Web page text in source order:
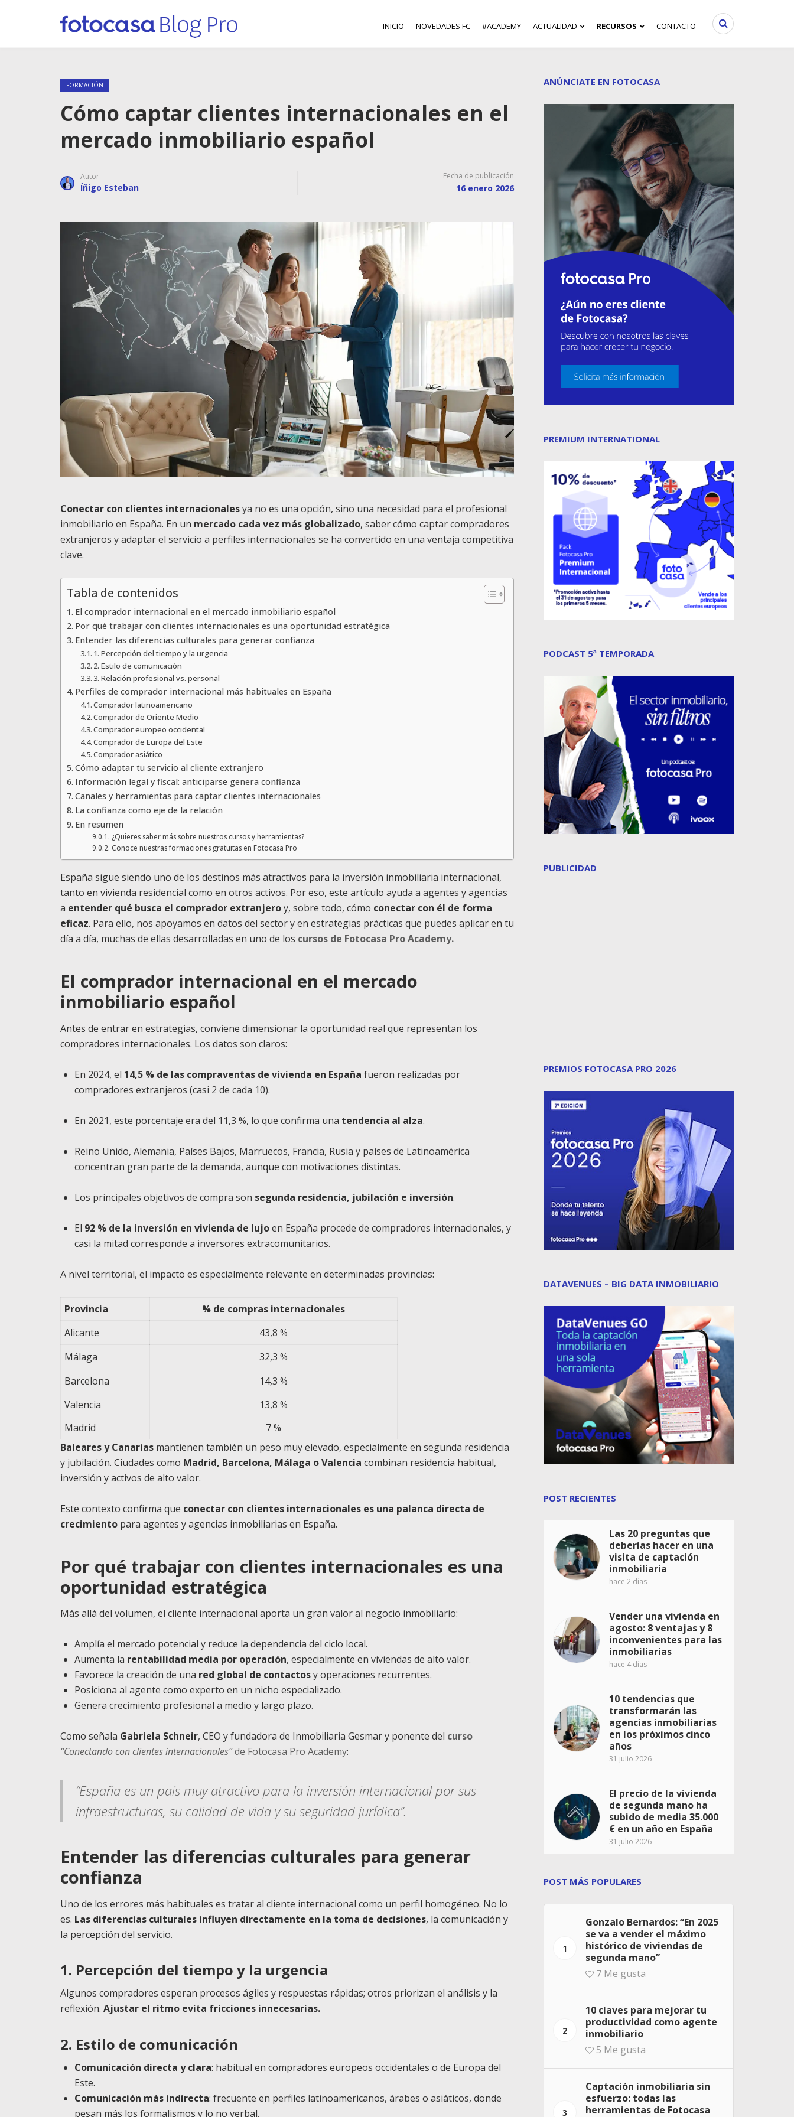
INICIO NOVEDADES FC #ACADEMY ACTUALIDAD RECURSOS CONTACTO
FORMACIÓN
Cómo captar clientes internacionales en el
mercado inmobiliario español
Autor
Íñigo Esteban
Fecha de publicación
16 enero 2026
Conectar con clientes internacionalesya no es una opción, sino una necesidad para el profesional
inmobiliario en España. En un mercado cada vez más globalizado, saber cómo captar compradores
extranjeros y adaptar el servicio a perfiles internacionales se ha convertido en una ventaja competitiva
clave.
Tabla de contenidos
El comprador internacional en el mercado inmobiliario español
Por qué trabajar con clientes internacionales es una oportunidad estratégica
Entender las diferencias culturales para generar confianza
1. Percepción del tiempo y la urgencia
2. Estilo de comunicación
3. Relación profesional vs. personal
Perfiles de comprador internacional más habituales en España
Comprador latinoamericano
Comprador de Oriente Medio
Comprador europeo occidental
Comprador de Europa del Este
Comprador asiático
Cómo adaptar tu servicio al cliente extranjero
Información legal y fiscal: anticiparse genera confianza
Canales y herramientas para captar clientes internacionales
La confianza como eje de la relación
En resumen
¿Quieres saber más sobre nuestros cursos y herramientas?
Conoce nuestras formaciones gratuitas en Fotocasa Pro
España sigue siendo uno de los destinos más atractivos para la inversión inmobiliaria internacional,
tanto en vivienda residencial como en otros activos. Por eso, este artículo ayuda a agentes y agencias
a entender qué busca el comprador extranjeroy, sobre todo, cómo conectar con él de forma
eficaz. Para ello, nos apoyamos en datos del sector y en estrategias prácticas que puedes aplicar en tu
día a día, muchas de ellas desarrolladas en uno de los cursos de Fotocasa Pro Academy.
El comprador internacional en el mercado
inmobiliario español
Antes de entrar en estrategias, conviene dimensionar la oportunidad real que representan los
compradores internacionales. Los datos son claros:
En 2024, el 14,5 % de las compraventas de vivienda en España fueron realizadas por
compradores extranjeros (casi 2 de cada 10).
En 2021, este porcentaje era del 11,3 %, lo que confirma una tendencia al alza.
Reino Unido, Alemania, Países Bajos, Marruecos, Francia, Rusia y países de Latinoamérica
concentran gran parte de la demanda, aunque con motivaciones distintas.
Los principales objetivos de compra son segunda residencia, jubilación e inversión.
El 92 % de la inversión en vivienda de lujoen España procede de compradores internacionales, y
casi la mitad corresponde a inversores extracomunitarios.
A nivel territorial, el impacto es especialmente relevante en determinadas provincias:
Provincia
% de compras internacionales
Alicante
43,8 %
Málaga
32,3 %
Barcelona
14,3 %
Valencia
13,8 %
Madrid
7 %
Baleares y Canarias mantienen también un peso muy elevado, especialmente en segunda residencia
y jubilación. Ciudades como Madrid, Barcelona, Málaga o Valencia combinan residencia habitual,
inversión y activos de alto valor.
Este contexto confirma que conectar con clientes internacionales es una palanca directa de
crecimiento para agentes y agencias inmobiliarias en España.
Por qué trabajar con clientes internacionales es una
oportunidad estratégica
Más allá del volumen, el cliente internacional aporta un gran valor al negocio inmobiliario:
Amplía el mercado potencial y reduce la dependencia del ciclo local.
Aumenta la rentabilidad media por operación, especialmente en viviendas de alto valor.
Favorece la creación de una red global de contactosy operaciones recurrentes.
Posiciona al agente como experto en un nicho especializado.
Genera crecimiento profesional a medio y largo plazo.
Como señala Gabriela Schneir, CEO y fundadora de Inmobiliaria Gesmar y ponente del curso
“Conectando con clientes internacionales”de Fotocasa Pro Academy:
“España es un país muy atractivo para la inversión internacional por sus
infraestructuras, su calidad de vida y su seguridad jurídica”.
Entender las diferencias culturales para generar
confianza
Uno de los errores más habituales es tratar al cliente internacional como un perfil homogéneo. No lo
es. Las diferencias culturales influyen directamente en la toma de decisiones, la comunicación y
la percepción del servicio.
1. Percepción del tiempo y la urgencia
Algunos compradores esperan procesos ágiles y respuestas rápidas; otros priorizan el análisis y la
reflexión. Ajustar el ritmo evita fricciones innecesarias.
2. Estilo de comunicación
Comunicación directa y clara: habitual en compradores europeos occidentales o de Europa del
Este.
Comunicación más indirecta: frecuente en perfiles latinoamericanos, árabes o asiáticos, donde
pesan más los formalismos y lo no verbal.
ANÚNCIATE EN FOTOCASA
PREMIUM INTERNATIONAL
PODCAST 5ª TEMPORADA
PUBLICIDAD
PREMIOS FOTOCASA PRO 2026
DATAVENUES – BIG DATA INMOBILIARIO
POST RECIENTES
Las 20 preguntas que
deberías hacer en una
visita de captación
inmobiliaria
hace 2 días
Vender una vivienda en
agosto: 8 ventajas y 8
inconvenientes para las
inmobiliarias
hace 4 días
10 tendencias que
transformarán las
agencias inmobiliarias
en los próximos cinco
años
31 julio 2026
El precio de la vivienda
de segunda mano ha
subido de media 35.000
€ en un año en España
31 julio 2026
POST MÁS POPULARES
1
Gonzalo Bernardos: “En 2025
se va a vender el máximo
histórico de viviendas de
segunda mano”
7 Me gusta
2
10 claves para mejorar tu
productividad como agente
inmobiliario
5 Me gusta
3
Captación inmobiliaria sin
esfuerzo: todas las
herramientas de Fotocasa